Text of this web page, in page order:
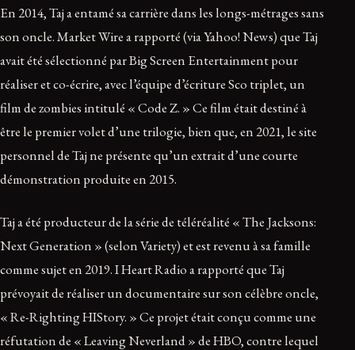
En 2014, Taj a entamé sa carrière dans les longs-métrages sans
son oncle. Market Wire a rapporté (via Yahoo! News) que Taj
avait été sélectionné par Big Screen Entertainment pour
réaliser et co-écrire, avec l’équipe d’écriture Sco triplet, un
film de zombies intitulé « Code Z. » Ce film était destiné à
être le premier volet d’une trilogie, bien que, en 2021, le site
personnel de Taj ne présente qu’un extrait d’une courte
démonstration produite en 2015.
Taj a été producteur de la série de téléréalité « The Jacksons:
Next Generation » (selon Variety) et est revenu à sa famille
comme sujet en 2019. I Heart Radio a rapporté que Taj
prévoyait de réaliser un documentaire sur son célèbre oncle,
« Re-Righting HIStory. » Ce projet était conçu comme une
réfutation de « Leaving Neverland » de HBO, contre lequel